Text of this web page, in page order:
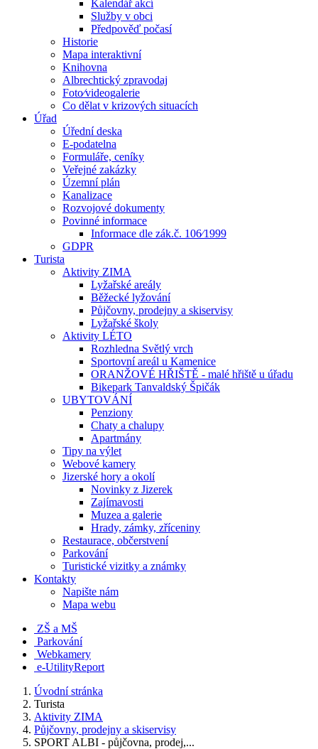
Kalendář akcí
Služby v obci
Předpověď počasí
Historie
Mapa interaktivní
Knihovna
Albrechtický zpravodaj
Foto⁄videogalerie
Co dělat v krizových situacích
Úřad
Úřední deska
E-podatelna
Formuláře, ceníky
Veřejné zakázky
Územní plán
Kanalizace
Rozvojové dokumenty
Povinné informace
Informace dle zák.č. 106⁄1999
GDPR
Turista
Aktivity ZIMA
Lyžařské areály
Běžecké lyžování
Půjčovny, prodejny a skiservisy
Lyžařské školy
Aktivity LÉTO
Rozhledna Světlý vrch
Sportovní areál u Kamenice
ORANŽOVÉ HŘIŠTĚ - malé hřiště u úřadu
Bikepark Tanvaldský Špičák
UBYTOVÁNÍ
Penziony
Chaty a chalupy
Apartmány
Tipy na výlet
Webové kamery
Jizerské hory a okolí
Novinky z Jizerek
Zajímavosti
Muzea a galerie
Hrady, zámky, zříceniny
Restaurace, občerstvení
Parkování
Turistické vizitky a známky
Kontakty
Napište nám
Mapa webu
ZŠ a MŠ
Parkování
Webkamery
e-UtilityReport
Úvodní stránka
Turista
Aktivity ZIMA
Půjčovny, prodejny a skiservisy
SPORT ALBI - půjčovna, prodej,...